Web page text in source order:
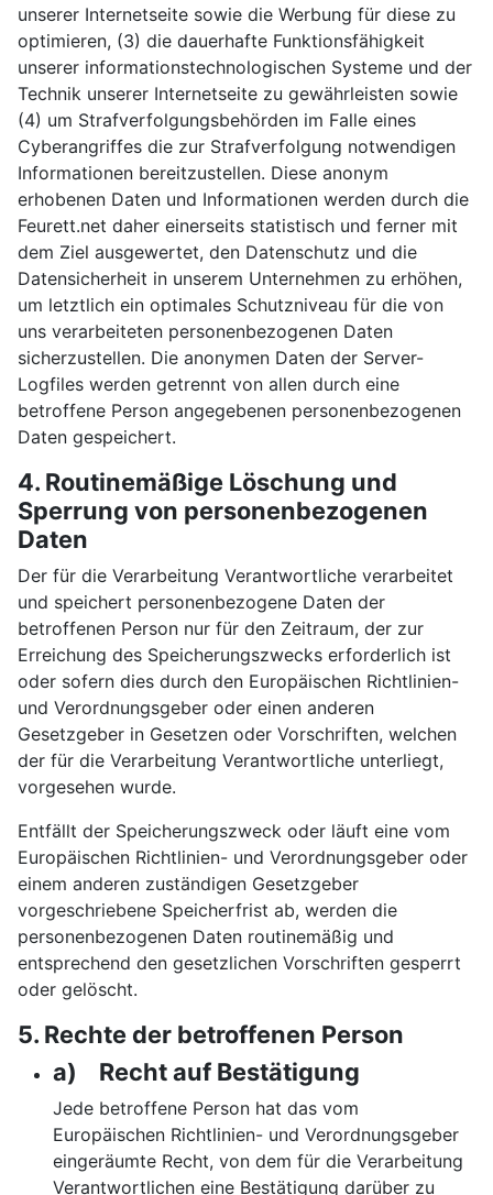
unserer Internetseite sowie die Werbung für diese zu
optimieren, (3) die dauerhafte Funktionsfähigkeit
unserer informationstechnologischen Systeme und der
Technik unserer Internetseite zu gewährleisten sowie
(4) um Strafverfolgungsbehörden im Falle eines
Cyberangriffes die zur Strafverfolgung notwendigen
Informationen bereitzustellen. Diese anonym
erhobenen Daten und Informationen werden durch die
Feurett.net daher einerseits statistisch und ferner mit
dem Ziel ausgewertet, den Datenschutz und die
Datensicherheit in unserem Unternehmen zu erhöhen,
um letztlich ein optimales Schutzniveau für die von
uns verarbeiteten personenbezogenen Daten
sicherzustellen. Die anonymen Daten der Server-
Logfiles werden getrennt von allen durch eine
betroffene Person angegebenen personenbezogenen
Daten gespeichert.
4. Routinemäßige Löschung und
Sperrung von personenbezogenen
Daten
Der für die Verarbeitung Verantwortliche verarbeitet
und speichert personenbezogene Daten der
betroffenen Person nur für den Zeitraum, der zur
Erreichung des Speicherungszwecks erforderlich ist
oder sofern dies durch den Europäischen Richtlinien-
und Verordnungsgeber oder einen anderen
Gesetzgeber in Gesetzen oder Vorschriften, welchen
der für die Verarbeitung Verantwortliche unterliegt,
vorgesehen wurde.
Entfällt der Speicherungszweck oder läuft eine vom
Europäischen Richtlinien- und Verordnungsgeber oder
einem anderen zuständigen Gesetzgeber
vorgeschriebene Speicherfrist ab, werden die
personenbezogenen Daten routinemäßig und
entsprechend den gesetzlichen Vorschriften gesperrt
oder gelöscht.
5. Rechte der betroffenen Person
a) Recht auf Bestätigung
Jede betroffene Person hat das vom
Europäischen Richtlinien- und Verordnungsgeber
eingeräumte Recht, von dem für die Verarbeitung
Verantwortlichen eine Bestätigung darüber zu